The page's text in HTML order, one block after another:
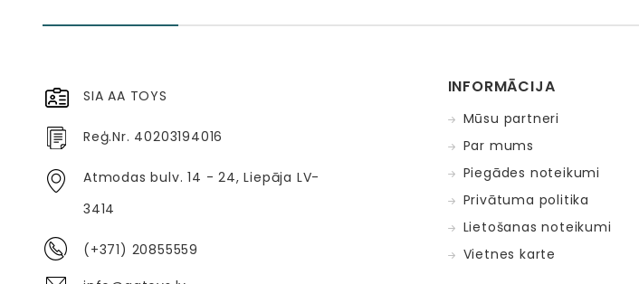
SIA AA TOYS
Reģ.Nr. 40203194016
Atmodas bulv. 14 - 24, Liepāja LV-
3414
(+371) 20855559
INFORMĀCIJA
Mūsu partneri
Par mums
Piegādes noteikumi
Privātuma politika
Lietošanas noteikumi
Vietnes karte